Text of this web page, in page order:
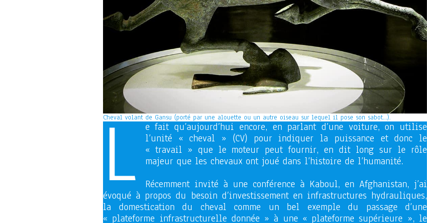
Cheval volant de Gansu (porté par une alouette ou un autre oiseau sur lequel il pose son sabot…).
L
e fait qu’aujourd’hui encore, en parlant d’une voiture, on utilise
l’unité « cheval » (CV) pour indiquer la puissance et donc le
« travail » que le moteur peut fournir, en dit long sur le rôle
majeur que les chevaux ont joué dans l’histoire de l’humanité.
Récemment invité à une conférence à Kaboul, en Afghanistan, j’ai
évoqué à propos du besoin d’investissement en infrastructures hydrauliques,
la domestication du cheval comme un bel exemple du passage d’une
« plateforme infrastructurelle donnée » à une « plateforme supérieure », le